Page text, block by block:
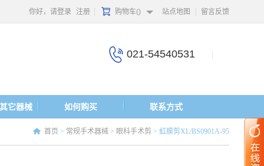
你好，请登录 注册 购物车() 站点地图 留言反馈
021-54540531
它器械 如何购买 联系方式
首页 > 常规手术器械 > 眼科手术剪 > 虹膜剪XL/BS0901A-95